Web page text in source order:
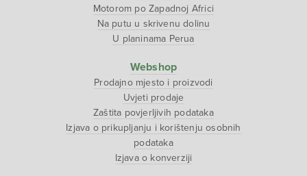
Motorom po Zapadnoj Africi
Na putu u skrivenu dolinu
U planinama Perua
Webshop
Prodajno mjesto i proizvodi
Uvjeti prodaje
Zaštita povjerljivih podataka
Izjava o prikupljanju i korištenju osobnih
podataka
Izjava o konverziji